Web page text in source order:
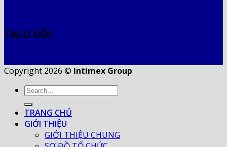
THEO DÕI
Copyright 2026 © Intimex Group
TRANG CHỦ
GIỚI THIỆU
GIỚI THIỆU CHUNG